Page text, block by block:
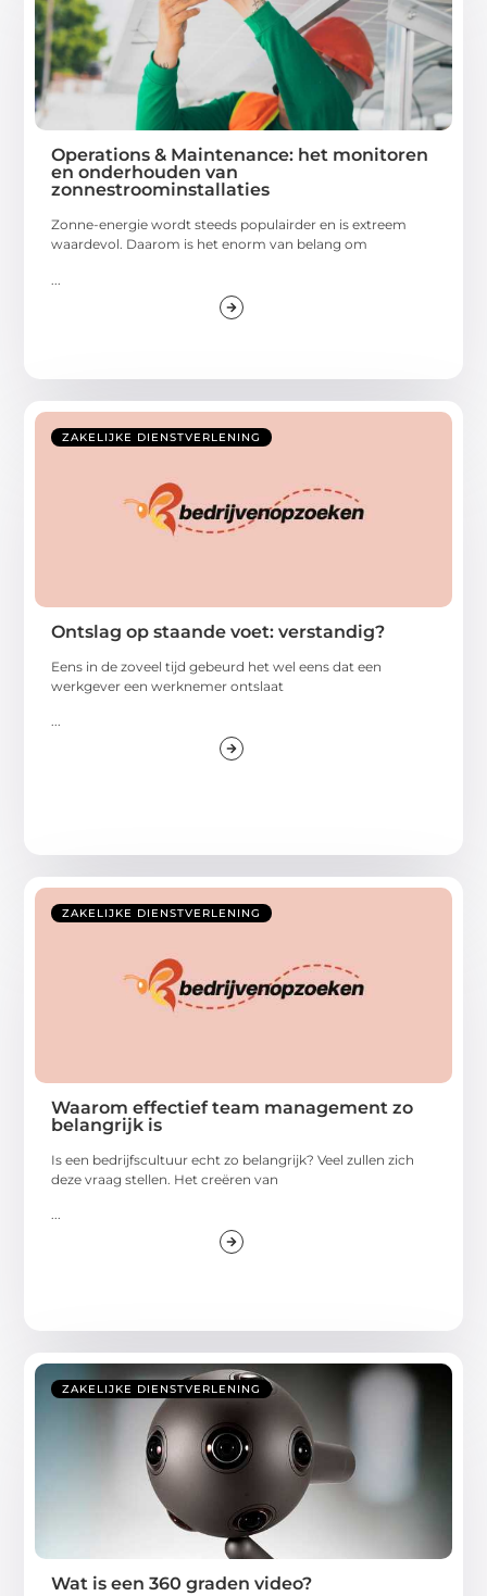
Operations & Maintenance: het monitoren
en onderhouden van
zonnestroominstallaties
Zonne-energie wordt steeds populairder en is extreem
waardevol. Daarom is het enorm van belang om
ZAKELIJKE DIENSTVERLENING
Ontslag op staande voet: verstandig?
Eens in de zoveel tijd gebeurd het wel eens dat een
werkgever een werknemer ontslaat
ZAKELIJKE DIENSTVERLENING
Waarom effectief team management zo
belangrijk is
Is een bedrijfscultuur echt zo belangrijk? Veel zullen zich
deze vraag stellen. Het creëren van
...
ZAKELIJKE DIENSTVERLENING
Wat is een 360 graden video?